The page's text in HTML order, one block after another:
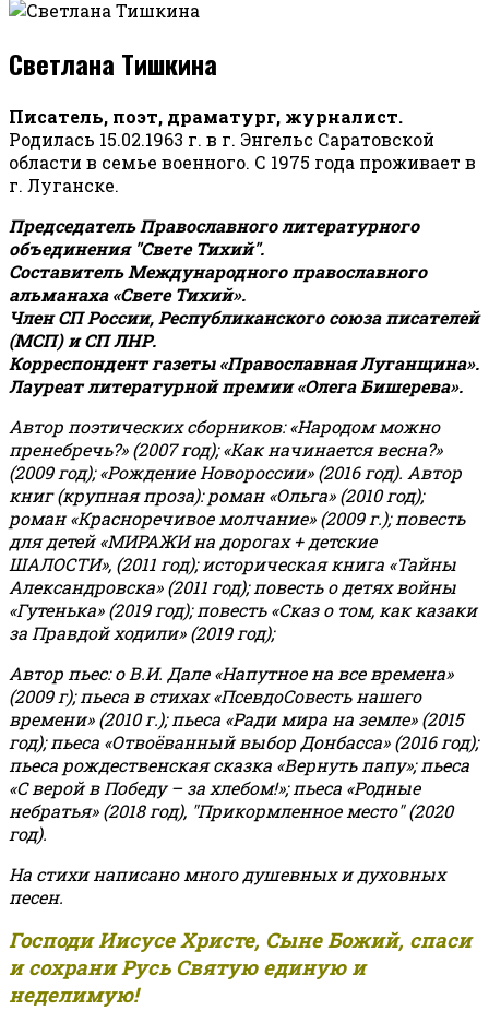
Светлана Тишкина
Писатель, поэт, драматург, журналист.
Родилась 15.02.1963 г. в г. Энгельс Саратовской
области в семье военного. С 1975 года проживает в
г. Луганске.
Председатель Православного литературного
объединения "Свете Тихий".
Составитель Международного православного
альманаха «Свете Тихий».
Член СП России, Республиканского союза писателей
(МСП) и СП ЛНР.
Корреспондент газеты «Православная Луганщина».
Лауреат литературной премии «Олега Бишерева».
Автор поэтических сборников: «Народом можно
пренебречь?» (2007 год); «Как начинается весна?»
(2009 год); «Рождение Новороссии» (2016 год). Автор
книг (крупная проза): роман «Ольга» (2010 год);
роман «Красноречивое молчание» (2009 г.); повесть
для детей «МИРАЖИ на дорогах + детские
ШАЛОСТИ», (2011 год); историческая книга «Тайны
Александровска» (2011 год); повесть о детях войны
«Гутенька» (2019 год); повесть «Сказ о том, как казаки
за Правдой ходили» (2019 год);
Автор пьес: о В.И. Дале «Напутное на все времена»
(2009 г); пьеса в стихах «ПсевдоСовесть нашего
времени» (2010 г.); пьеса «Ради мира на земле» (2015
год); пьеса «Отвоёванный выбор Донбасса» (2016 год);
пьеса рождественская сказка «Вернуть папу»; пьеса
«С верой в Победу – за хлебом!»;пьеса «Родные
небратья» (2018 год), "Прикормленное место" (2020
год).
На стихи написано много душевных и духовных
песен.
Господи Иисусе Христе, Сыне Божий, спаси
и сохрани Русь Святую единую и
неделимую!